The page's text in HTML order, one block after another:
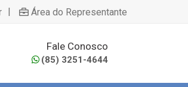
| Área do Representante
Fale Conosco
(85) 3251-4644